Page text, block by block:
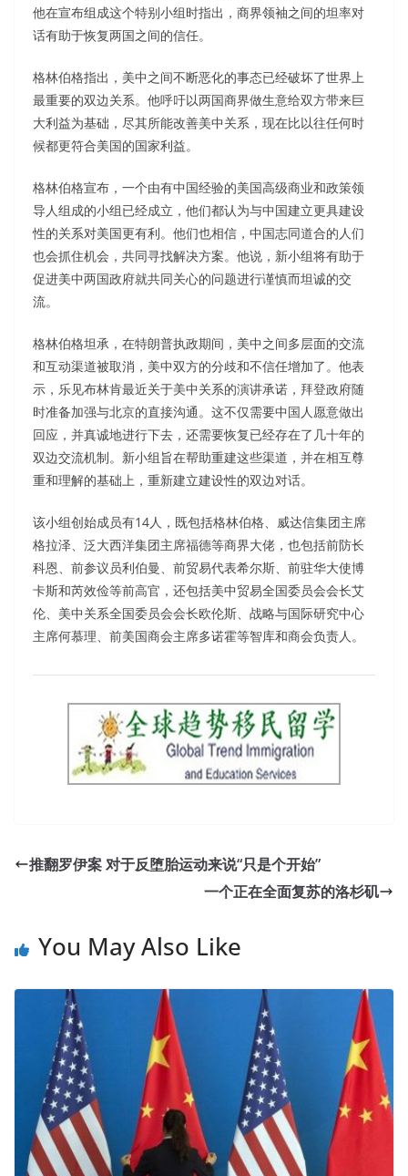
他在宣布组成这个特别小组时指出，商界领袖之间的坦率对
话有助于恢复两国之间的信任。
格林伯格指出，美中之间不断恶化的事态已经破坏了世界上
最重要的双边关系。他呼吁以两国商界做生意给双方带来巨
大利益为基础，尽其所能改善美中关系，现在比以往任何时
候都更符合美国的国家利益。
格林伯格宣布，一个由有中国经验的美国高级商业和政策领
导人组成的小组已经成立，他们都认为与中国建立更具建设
性的关系对美国更有利。他们也相信，中国志同道合的人们
也会抓住机会，共同寻找解决方案。他说，新小组将有助于
促进美中两国政府就共同关心的问题进行谨慎而坦诚的交
流。
格林伯格坦承，在特朗普执政期间，美中之间多层面的交流
和互动渠道被取消，美中双方的分歧和不信任增加了。他表
示，乐见布林肯最近关于美中关系的演讲承诺，拜登政府随
时准备加强与北京的直接沟通。这不仅需要中国人愿意做出
回应，并真诚地进行下去，还需要恢复已经存在了几十年的
双边交流机制。新小组旨在帮助重建这些渠道，并在相互尊
重和理解的基础上，重新建立建设性的双边对话。
该小组创始成员有14人，既包括格林伯格、威达信集团主席
格拉泽、泛大西洋集团主席福德等商界大佬，也包括前防长
科恩、前参议员利伯曼、前贸易代表希尔斯、前驻华大使博
卡斯和芮效俭等前高官，还包括美中贸易全国委员会会长艾
伦、美中关系全国委员会会长欧伦斯、战略与国际研究中心
主席何慕理、前美国商会主席多诺霍等智库和商会负责人。
推翻罗伊案 对于反堕胎运动来说“只是个开始”
一个正在全面复苏的洛杉矶
You May Also Like